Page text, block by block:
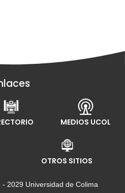
MEDIOS UCOL
OTROS SITIOS
2029 Universidad de Colima